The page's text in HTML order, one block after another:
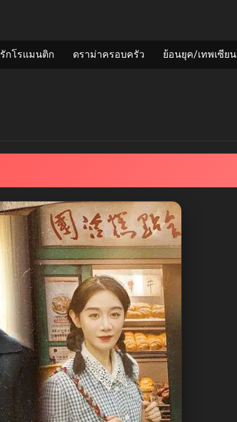
รักโรแมนติก ดราม่าครอบครัว ย้อนยุค/เทพเซียน